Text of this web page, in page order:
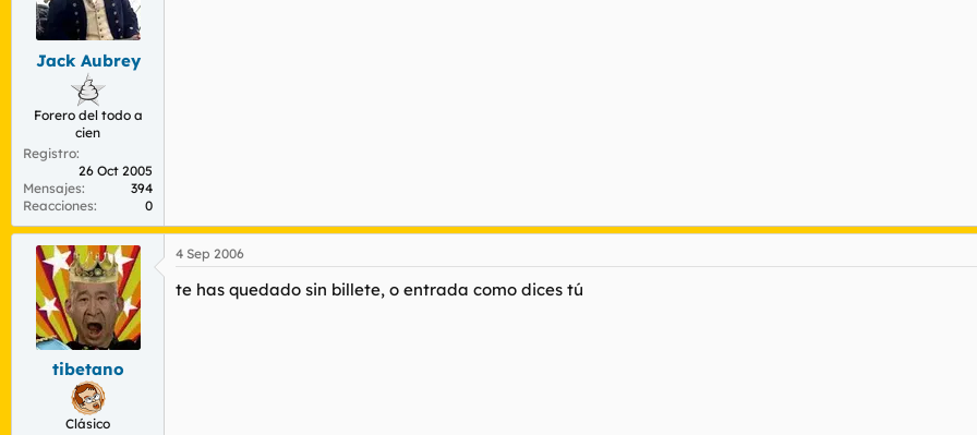
Jack Aubrey
Forero del todo a
cien
Registro
26 Oct 2005
Mensajes
394
Reacciones
0
tibetano
Clásico
4 Sep 2006
te has quedado sin billete, o entrada como dices tú